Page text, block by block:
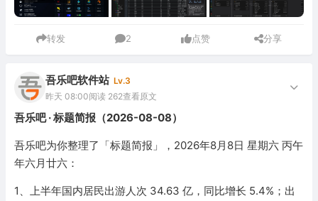
转发 2 点赞 分享
吾乐吧软件站 Lv.3
昨天 08:00阅读 262查看原文
吾乐吧 · 标题简报（2026-08-08）
吾乐吧为你整理了「标题简报」，2026年8月8日 星期六 丙午
年六月廿六：
1、上半年国内居民出游人次 34.63 亿，同比增长 5.4%；出